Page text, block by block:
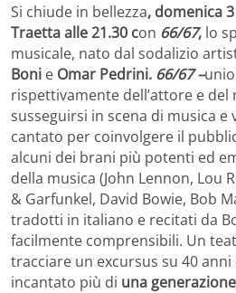
Si chiude in bellezza, domenica
Traetta alle 21.30 con 66/67, lo
musicale, nato dal sodalizio
Boni e Omar Pedrini. 66/67 –
rispettivamente dell’attore e del
susseguirsi in scena di musica e
cantato per coinvolgere il
alcuni dei brani più potenti ed
della musica (John Lennon, Lou
& Garfunkel, David Bowie, Bob
tradotti in italiano e recitati da
facilmente comprensibili. Un
tracciare un excursus su 40
incantato più di una